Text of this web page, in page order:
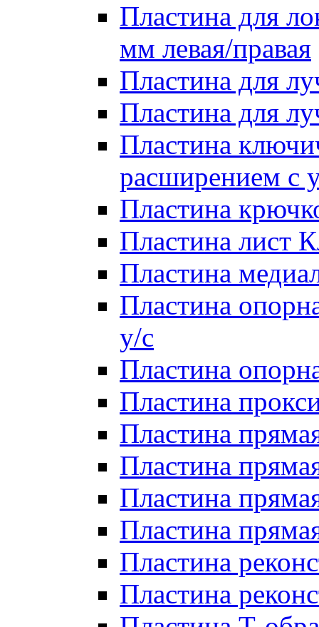
Пластина для
мм левая/правая
Пластина для
Пластина для
Пластина
расширением с
Пластина
Пластина лист
Пластина
Пластина
у/с
Пластина
Пластина
Пластина
Пластина
Пластина
Пластина
Пластина
Пластина